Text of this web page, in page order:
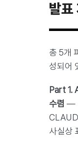
발표
총 5개
성되어
Part 1.
수렴 —
사실상